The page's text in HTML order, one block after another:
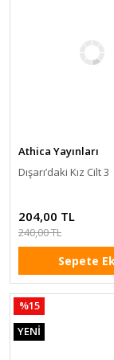
Athica Yayınları
Dışarı’daki Kız Cilt 3
204,00 TL
240,00 TL
Sepete
%15
YENİ